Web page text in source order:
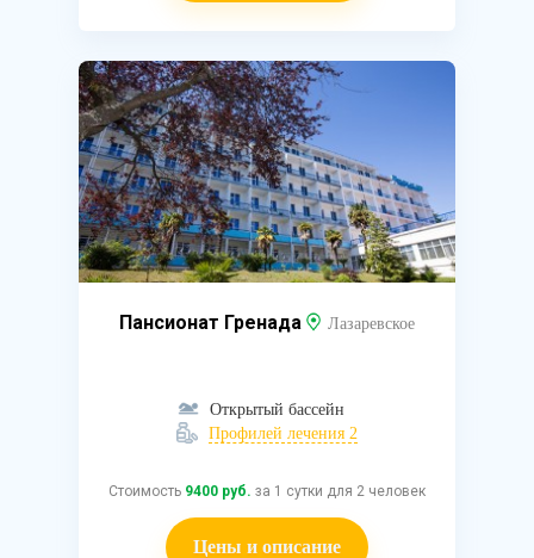
Пансионат Гренада Лазаревское
Открытый бассейн
Профилей лечения 2
Стоимость 9400 руб. за 1 сутки для 2 человек
Цены и описание